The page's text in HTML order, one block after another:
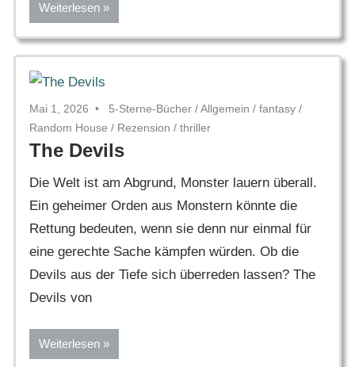
Weiterlesen
Mai 1, 2026 5-Sterne-Bücher /Allgemein / fantasy /
Random House / Rezension / thriller
The Devils
Die Welt ist am Abgrund, Monster lauern überall.
Ein geheimer Orden aus Monstern könnte die
Rettung bedeuten, wenn sie denn nur einmal für
eine gerechte Sache kämpfen würden. Ob die
Devils aus der Tiefe sich überreden lassen? The
Devils von
Weiterlesen